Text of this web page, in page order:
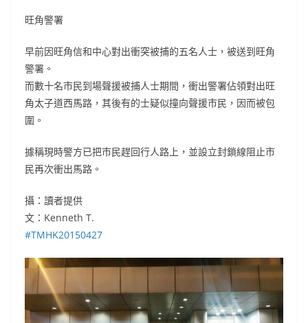
旺角警署
早前因旺角信和中心對出衝突被捕的五名人士，被送到旺角
警署。
而數十名市民到場聲援被捕人士期間，衝出警署佔領對出旺
角太子道西馬路，其後有的士疑似撞向聲援市民，因而被包
圍。
據稱現時警方已把市民趕回行人路上，並設立封鎖線阻止市
民再次衝出馬路。
攝：讀者提供
文：Kenneth T.
‪#‎TMHK20150427‬